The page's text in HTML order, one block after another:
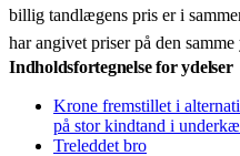
billig tandlægens pris er i
har angivet priser på den samme
Indholdsfortegnelse for ydelser
Krone fremstillet i
på stor kindtand i
Treleddet bro